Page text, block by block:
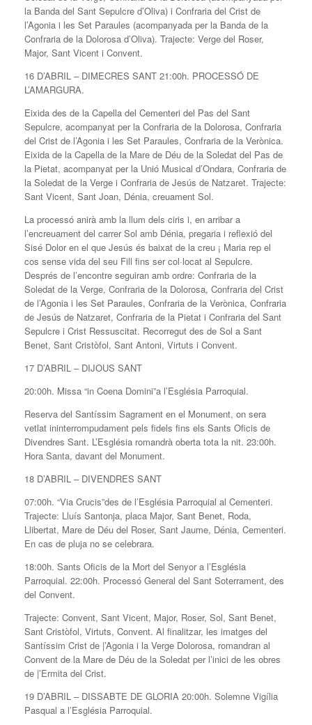
la Banda del Sant Sepulcre d’Oliva) i Confraria del Crist de
l’Agonia i les Set Paraules (acompanyada per la Banda de la
Confraria de la Dolorosa d’Oliva). Trajecte: Verge del Roser,
Major, Sant Vicent i Convent.
16 D’ABRIL – DIMECRES SANT 21:00h. PROCESSÓ DE
L’AMARGURA.
Eixida des de la Capella del Cementeri del Pas del Sant
Sepulcre, acompanyat per la Confraria de la Dolorosa, Confraria
del Crist de l’Agonia i les Set Paraules, Confraria de la Verònica.
Eixida de la Capella de la Mare de Déu de la Soledat del Pas de
la Pietat, acompanyat per la Unió Musical d’Ondara, Confraria de
la Soledat de la Verge i Confraria de Jesús de Natzaret. Trajecte:
Sant Vicent, Sant Joan, Dénia, creuament Sol.
La processó anirà amb la llum dels ciris i, en arribar a
l’encreuament del carrer Sol amb Dénia, pregaria i reflexió del
Sisé Dolor en el que Jesús és baixat de la creu ¡ Maria rep el
cos sense vida del seu Fill fins ser col·locat al Sepulcre.
Després de l’encontre seguiran amb ordre: Confraria de la
Soledat de la Verge, Confraria de la Dolorosa, Confraria del Crist
de l’Agonia i les Set Paraules, Confraria de la Verònica, Confraria
de Jesús de Natzaret, Confraria de la Pietat i Confraria del Sant
Sepulcre i Crist Ressuscitat. Recorregut des de Sol a Sant
Benet, Sant Cristòfol, Sant Antoni, Virtuts i Convent.
17 D’ABRIL – DIJOUS SANT
20:00h. Missa “in Coena Domini”a l’Església Parroquial.
Reserva del Santíssim Sagrament en el Monument, on sera
vetlat ininterrompudament pels fidels fins els Sants Oficis de
Divendres Sant. L’Església romandrà oberta tota la nit. 23:00h.
Hora Santa, davant del Monument.
18 D’ABRIL – DIVENDRES SANT
07:00h. “Via Crucis”des de l’Església Parroquial al Cementeri.
Trajecte: Lluís Santonja, placa Major, Sant Benet, Roda,
Llibertat, Mare de Déu del Roser, Sant Jaume, Dénia, Cementeri.
En cas de pluja no se celebrara.
18:00h. Sants Oficis de la Mort del Senyor a l’Església
Parroquial. 22:00h. Processó General del Sant Soterrament, des
del Convent.
Trajecte: Convent, Sant Vicent, Major, Roser, Sol, Sant Benet,
Sant Cristòfol, Virtuts, Convent. Al finalitzar, les imatges del
Santíssim Crist de |’Agonia i la Verge Dolorosa, romandran al
Convent de la Mare de Déu de la Soledat per l’inici de les obres
de |’Ermita del Crist.
19 D’ABRIL – DISSABTE DE GLORIA 20:00h. Solemne Vigília
Pasqual a l’Església Parroquial.